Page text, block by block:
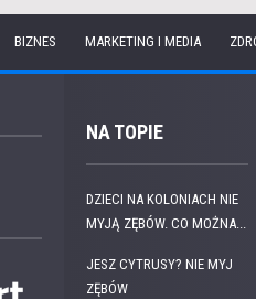
BIZNES MARKETING I MEDIA
NA TOPIE
DZIECI NA KOLONIACH NIE
MYJĄ ZĘBÓW. CO MOŻNA...
JESZ CYTRUSY? NIE MYJ
ZĘBÓW